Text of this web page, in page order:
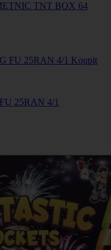
TNT BOX 64
Koupit
25RAN 4/1